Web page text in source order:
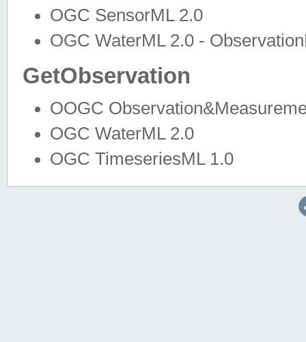
OGC SensorML 2.0
OGC WaterML 2.0 -
GetObservation
OOGC
OGC WaterML 2.0
OGC TimeseriesML 1.0